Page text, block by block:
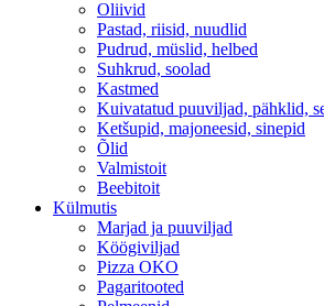
Oliivid
Pastad, riisid, nuudlid
Pudrud, müslid, helbed
Suhkrud, soolad
Kastmed
Kuivatatud puuviljad, pähklid,
Ketšupid, majoneesid, sinepid
Õlid
Valmistoit
Beebitoit
Külmutis
Marjad ja puuviljad
Köögiviljad
Pizza OKO
Pagaritooted